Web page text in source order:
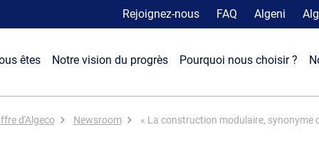
Rejoignez-nous FAQ Algeni
êtes Notre vision du progrès Pourquoi nous choisir ?
d'Algeco Newsroom « La construction modulaire, synonyme